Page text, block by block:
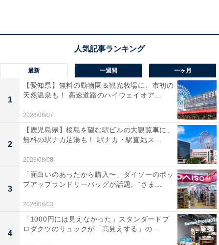
お手入れが手間に感じることもある密閉蓋の、代わりと
して手軽なシール蓋を導入するのも手。良品週間中に追
最新 一週間 一ヶ月
1
【愛知県】無料の動物園＆観光牧場に、市初の
天然温泉も！ 高速道路のハイウェイオア...
2026/08/07
2
【鹿児島県】桜島を望む駅ビルの大観覧車に、
無料の駅ナカ足湯も！ 駅ナカ・駅直結ス...
2026/08/08
3
「面白いのあったから購入〜」ダイソーのポッ
プアップランドリーバッグが話題。“さま...
2026/08/03
4
「1000円には見えなかった」スタンダードプ
ロダクツのリュックが「高見えする」の...